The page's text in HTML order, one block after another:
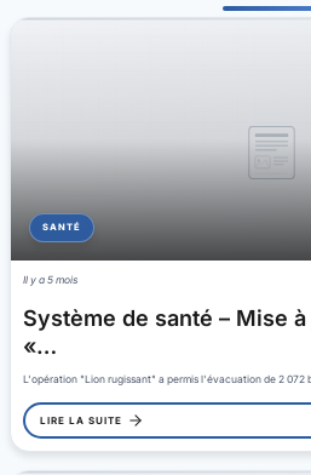
SANTÉ
Il y a 5 mois
Système de santé – Mise
«…
L'opération "Lion rugissant" a permis l'évacuation de 2 072
LIRE LA SUITE